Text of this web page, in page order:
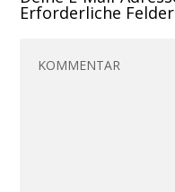
Erforderliche